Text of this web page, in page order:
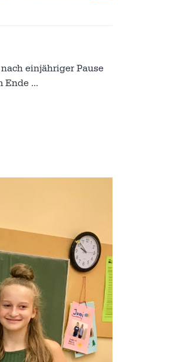
einjähriger Pause
Ende …